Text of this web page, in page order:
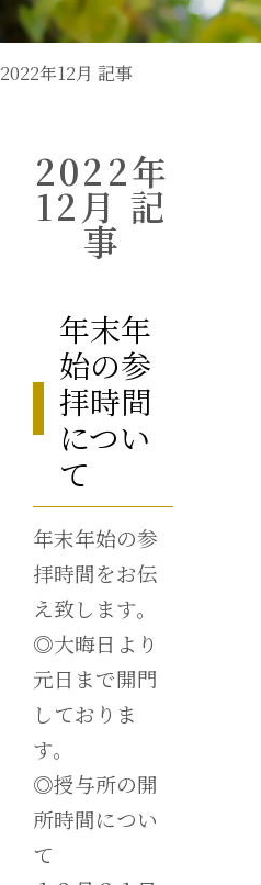
2022年12月 記事
2022年
12月 記
事
年末年
始の参
拝時間
につい
て
年末年始の参
拝時間をお伝
え致します。
◎大晦日より
元日まで開門
しておりま
す。
◎授与所の開
所時間につい
て